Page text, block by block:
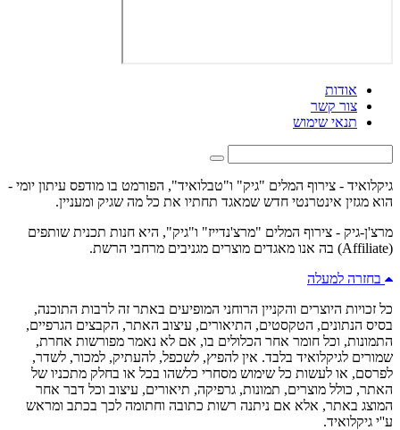
אודות
צור קשר
תנאי שימוש
גיקלואיד - צירוף המלים "גיק" ו"טבלואיד", הפורמט בו מודפס עיתון יומי -
הוא מגזין אינטרנטי חדש שמאגד תחתיו את כל מה שגיק ומעניין.
מרצ'ן-גיק - צירוף המלים "מרצ'נדייז" ו"גיק", היא חנות תכנית שותפים
(Affiliate) בה אנו מאגדים מוצרים מגניבים מרחבי הרשת.
בחזרה למעלה
כל זכויות היוצרים והקניין הרוחני המופיעים באתר זה לרבות התוכנה,
בסיס הנתונים, הטקסטים, התיאורים, עיצוב האתר, הקבצים הגרפיים,
התמונות, וכל חומר אחר הכלולים בו, אם לא נאמר מפורשות אחרת,
שמורים לגיקלואיד בלבד. אין להפיץ, לשכפל, להעתיק, למכור, לשדר,
לפרסם, או לעשות כל שימוש מסחרי כלשהו בכל או בחלק מתכניו של
האתר, כולל מוצרים, תמונות, גרפיקה, תיאורים, עיצוב וכל דבר אחר
המוצג באתר, אלא אם ניתנה רשות כתובה וחתומה לכך בכתב ומראש
ע''י גיקלואיד.